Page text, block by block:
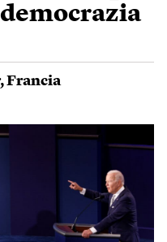
,Francia